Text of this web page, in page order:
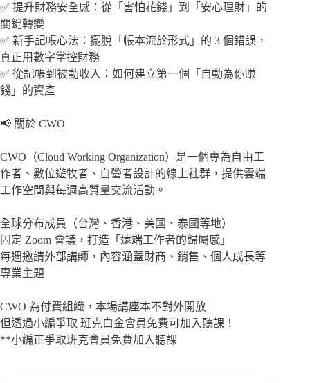
✅ 提升財務安全感：從「害怕花錢」到「安心理財」的
關鍵轉變
✅ 新手記帳心法：擺脫「帳本流於形式」的 3 個錯誤，
真正用數字掌控財務
✅ 從記帳到被動收入：如何建立第一個「自動為你賺
錢」的資產
📢 關於 CWO
CWO（Cloud Working Organization）是一個專為自由工
作者、數位遊牧者、自營者設計的線上社群，提供雲端
工作空間與每週高質量交流活動。
全球分布成員（台灣、香港、美國、泰國等地）
固定 Zoom 會議，打造「遠端工作者的歸屬感」
每週邀請外部講師，內容涵蓋財商、銷售、個人成長等
專業主題
CWO 為付費組織，本場講座本不對外開放
但透過小編爭取 班克白金會員免費可加入聽課！
**小編正爭取班克會員免費加入聽課